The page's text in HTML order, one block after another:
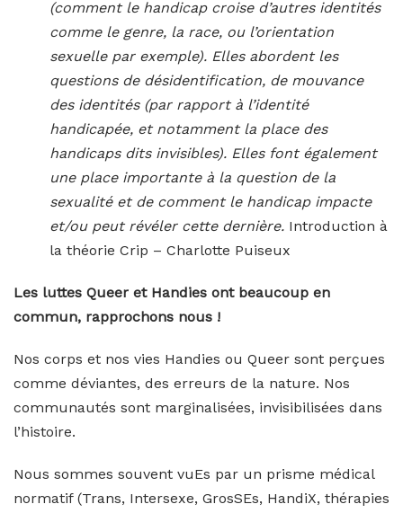
(comment le handicap croise d’autres identités
comme le genre, la race, ou l’orientation
sexuelle par exemple). Elles abordent les
questions de désidentification, de mouvance
des identités (par rapport à l’identité
handicapée, et notamment la place des
handicaps dits invisibles). Elles font également
une place importante à la question de la
sexualité et de comment le handicap impacte
et/ou peut révéler cette dernière. Introduction à
la théorie Crip – Charlotte Puiseux
Les luttes Queer et Handies ont beaucoup en
commun, rapprochons nous !
Nos corps et nos vies Handies ou Queer sont perçues
comme déviantes, des erreurs de la nature. Nos
communautés sont marginalisées, invisibilisées dans
l’histoire.
Nous sommes souvent vuEs par un prisme médical
normatif (Trans, Intersexe, GrosSEs, HandiX, thérapies